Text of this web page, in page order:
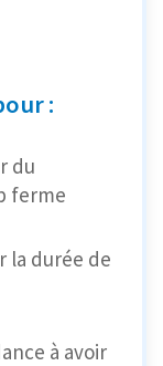
:
du
ferme
la durée de
à avoir